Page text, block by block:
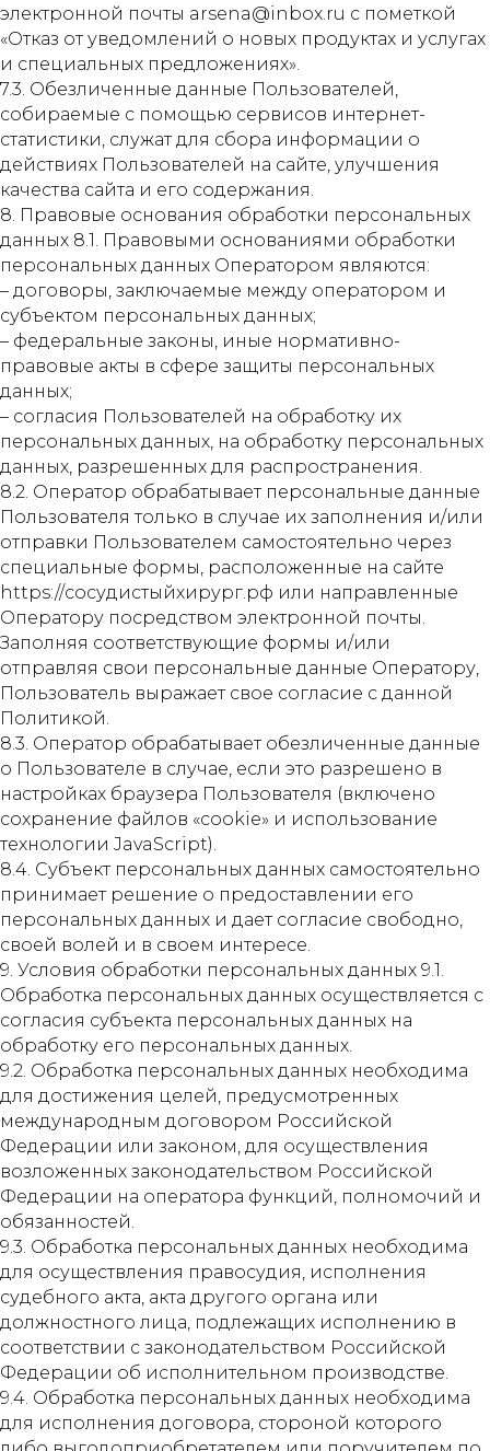
электронной почты arsena@inbox.ru с пометкой
«Отказ от уведомлений о новых продуктах и услугах
и специальных предложениях».
7.3. Обезличенные данные Пользователей,
собираемые с помощью сервисов интернет-
статистики, служат для сбора информации о
действиях Пользователей на сайте, улучшения
качества сайта и его содержания.
8. Правовые основания обработки персональных
данных 8.1. Правовыми основаниями обработки
персональных данных Оператором являются:
– договоры, заключаемые между оператором и
субъектом персональных данных;
– федеральные законы, иные нормативно-
правовые акты в сфере защиты персональных
данных;
– согласия Пользователей на обработку их
персональных данных, на обработку персональных
данных, разрешенных для распространения.
8.2. Оператор обрабатывает персональные данные
Пользователя только в случае их заполнения и/или
отправки Пользователем самостоятельно через
специальные формы, расположенные на сайте
https://сосудистыйхирург.рф или направленные
Оператору посредством электронной почты.
Заполняя соответствующие формы и/или
отправляя свои персональные данные Оператору,
Пользователь выражает свое согласие с данной
Политикой.
8.3. Оператор обрабатывает обезличенные данные
о Пользователе в случае, если это разрешено в
настройках браузера Пользователя (включено
сохранение файлов «cookie» и использование
технологии JavaScript).
8.4. Субъект персональных данных самостоятельно
принимает решение о предоставлении его
персональных данных и дает согласие свободно,
своей волей и в своем интересе.
9. Условия обработки персональных данных 9.1.
Обработка персональных данных осуществляется с
согласия субъекта персональных данных на
обработку его персональных данных.
9.2. Обработка персональных данных необходима
для достижения целей, предусмотренных
международным договором Российской
Федерации или законом, для осуществления
возложенных законодательством Российской
Федерации на оператора функций, полномочий и
обязанностей.
9.3. Обработка персональных данных необходима
для осуществления правосудия, исполнения
судебного акта, акта другого органа или
должностного лица, подлежащих исполнению в
соответствии с законодательством Российской
Федерации об исполнительном производстве.
9.4. Обработка персональных данных необходима
для исполнения договора, стороной которого